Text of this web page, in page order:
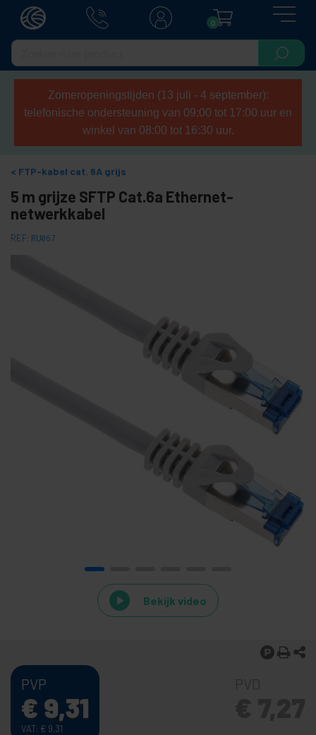
0
Zomeropeningstijden (13 juli - 4 september):
telefonische ondersteuning van 09:00 tot 17:00 uur en
winkel van 08:00 tot 16:30 uur.
FTP-kabel cat. 6A grijs
5 m grijze SFTP Cat.6a Ethernet-
netwerkkabel
REF: RU067
Bekijk video
PVP
€ 9,31
VAT: € 9,31